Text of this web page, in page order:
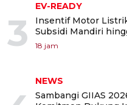
3
EV-READY
Insentif Motor
Subsidi Mandiri
18 jam
NEWS
Sambangi GIIAS